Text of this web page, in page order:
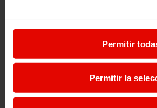
Permitir
Permitir la
Escúchalo en: